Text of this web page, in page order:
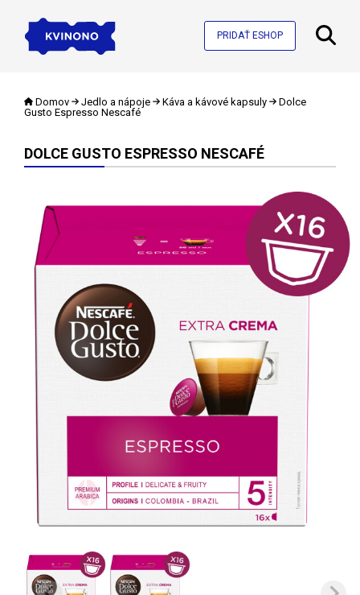
PRIDAŤ ESHOP
Domov Jedlo a nápoje Káva a kávové kapsuly
Dolce
Gusto Espresso Nescafé
DOLCE GUSTO ESPRESSO NESCAFÉ